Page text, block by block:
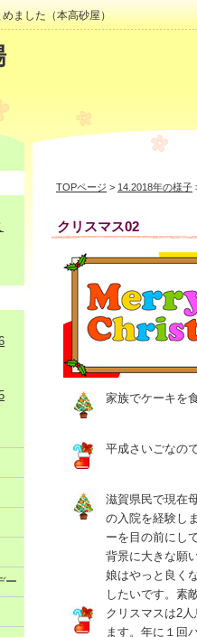
ました（本高砂屋）
TOPページ > 14.2018年の様子
クリスマス02
家族でケーキを
平成さいごなの
滋賀県民で現在
の入院を経験し
ーを目の前にし
背景に大きな願
娘はやっと良く
したいです。素
クリスマスは2
ます。年に１回
ー